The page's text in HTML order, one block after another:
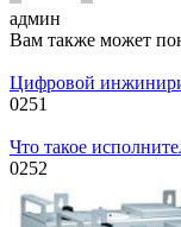
админ
Вам также может
Цифровой
0251
Что такое
0252